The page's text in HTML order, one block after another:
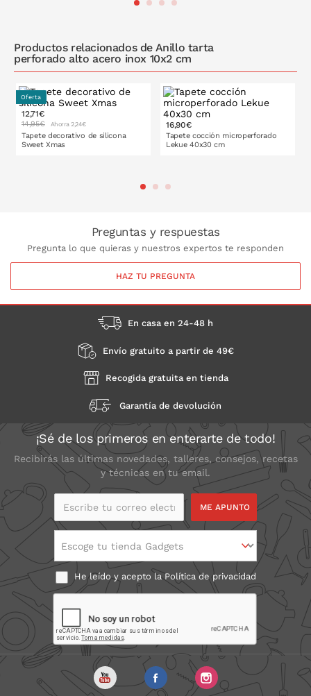
Productos relacionados de Anillo tarta
perforado alto acero inox 10x2 cm
Oferta
12,71€
14,95€ Ahorra 2,24€
Tapete decorativo de silicona
Sweet Xmas
16,90€
Tapete cocción microperforado
Lekue 40x30 cm
Preguntas y respuestas
Pregunta lo que quieras y nuestros expertos te responden
HAZ TU PREGUNTA
En casa en 24-48 h
Envío gratuito a partir de 49€
Recogida gratuita en tienda
Garantía de devolución
¡Sé de los primeros en enterarte de todo!
Recibirás las últimas novedades, talleres, consejos, recetas
y técnicas en tu email.
Escribe tu correo
Escoge tu tienda Gadgets
He leído y acepto laPolítica de privacidad